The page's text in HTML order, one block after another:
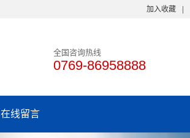
加入收藏
全国咨询热线
0769-86958888
在线留言